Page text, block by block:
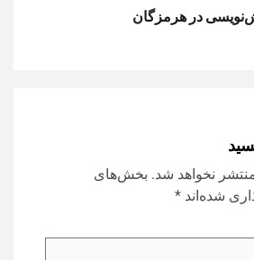
در هرمزگان
نخواهد شد. بخش‌های
شده‌اند *